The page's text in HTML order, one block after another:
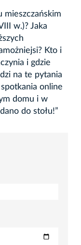
mieszczańskim
w.)? Jaka
Kto i
i gdzie
na te pytania
online
domu i w
do stołu!”